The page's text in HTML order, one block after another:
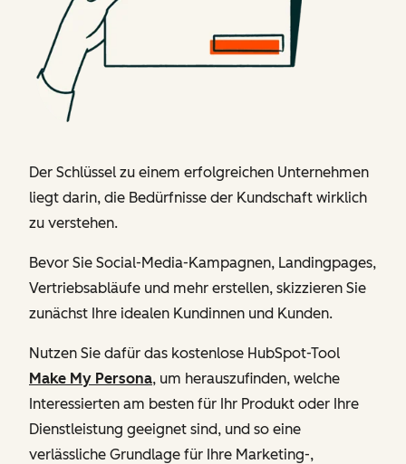
Der Schlüssel zu einem erfolgreichen Unternehmen
liegt darin, die Bedürfnisse der Kundschaft wirklich
zu verstehen.
Bevor Sie Social-Media-Kampagnen, Landingpages,
Vertriebsabläufe und mehr erstellen, skizzieren Sie
zunächst Ihre idealen Kundinnen und Kunden.
Nutzen Sie dafür das kostenlose HubSpot-Tool
Make My Persona, um herauszufinden, welche
Interessierten am besten für Ihr Produkt oder Ihre
Dienstleistung geeignet sind, und so eine
verlässliche Grundlage für Ihre Marketing-,